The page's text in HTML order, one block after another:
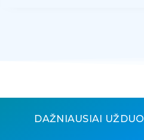
DAŽNIAUSIAI